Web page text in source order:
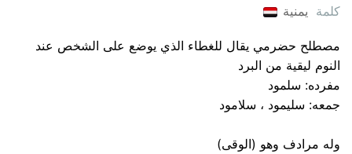
كلمة يمنية
مصطلح حضرمي يقال للغطاء الذي يوضع على الشخص عند
النوم ليقية من البرد
مفرده: سلمود
جمعه: سليمود ، سلامود
وله مرادف وهو (الوقى)